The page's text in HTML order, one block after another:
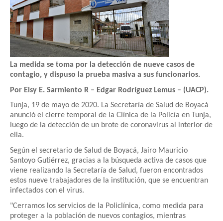
La medida se toma por la detección de nueve casos de
contagio, y dispuso la prueba masiva a sus funcionarios.
Por Elsy E. Sarmiento R – Edgar Rodríguez Lemus – (UACP).
Tunja, 19 de mayo de 2020. La Secretaría de Salud de Boyacá
anunció el cierre temporal de la Clínica de la Policía en Tunja,
luego de la detección de un brote de coronavirus al interior de
ella.
Según el secretario de Salud de Boyacá, Jairo Mauricio
Santoyo Gutiérrez, gracias a la búsqueda activa de casos que
viene realizando la Secretaría de Salud, fueron encontrados
estos nueve trabajadores de la institución, que se encuentran
infectados con el virus.
"Cerramos los servicios de la Policlínica, como medida para
proteger a la población de nuevos contagios, mientras